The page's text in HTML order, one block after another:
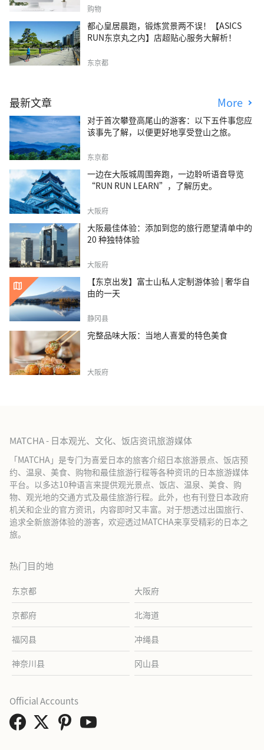
购物
都心皇居晨跑，锻炼赏景两不误！【ASICS
RUN东京丸之内】店超贴心服务大解析！
东京都
最新文章 More
对于首次攀登高尾山的游客：以下五件事您应
该事先了解，以便更好地享受登山之旅。
东京都
一边在大阪城周围奔跑，一边聆听语音导览
“RUN RUN LEARN”，了解历史。
大阪府
大阪最佳体验：添加到您的旅行愿望清单中的
20 种独特体验
大阪府
【东京出发】富士山私人定制游体验 | 奢华自
由的一天
静冈县
完整品味大阪：当地人喜爱的特色美食
大阪府
MATCHA - 日本观光、文化、饭店资讯旅游媒体
「MATCHA」是专门为喜爱日本的旅客介绍日本旅游景点、饭店预
约、温泉、美食、购物和最佳旅游行程等各种资讯的日本旅游媒体
平台。以多达10种语言来提供观光景点、饭店、温泉、美食、购
物、观光地的交通方式及最佳旅游行程。此外，也有刊登日本政府
机关和企业的官方资讯，内容即时又丰富。对于想透过出国旅行、
追求全新旅游体验的游客，欢迎透过MATCHA来享受精彩的日本之
旅。
热门目的地
东京都 大阪府
京都府 北海道
福冈县 冲绳县
神奈川县 冈山县
Official Accounts